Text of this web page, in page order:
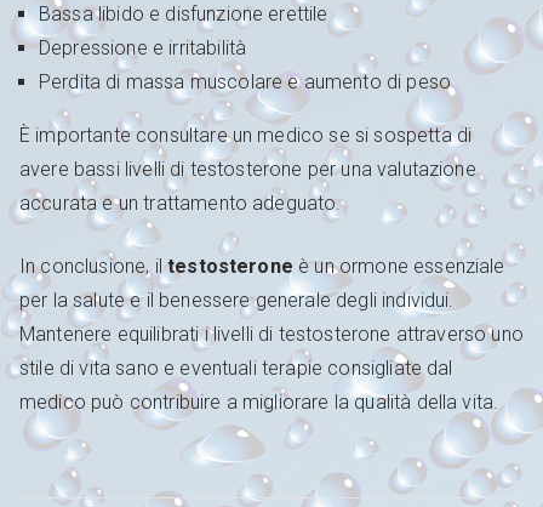
Bassa libido e disfunzione erettile
Depressione e irritabilità
Perdita di massa muscolare e aumento di peso
È importante consultare un medico se si sospetta di
avere bassi livelli di testosterone per una valutazione
accurata e un trattamento adeguato.
In conclusione, iltestosterone è un ormone essenziale
per la salute e il benessere generale degli individui.
Mantenere equilibrati i livelli di testosterone attraverso uno
stile di vita sano e eventuali terapie consigliate dal
medico può contribuire a migliorare la qualità della vita.